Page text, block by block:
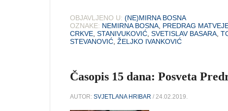
OBJAVLJENO U: (NE)MIRNA BOSNA
OZNAKE: NEMIRNA BOSNA PREDRAG
CRKVE STANIVUKOVIĆ SVETISLAV BASARA
STEVANOVIĆ ŽELJKO IVANKOVIĆ
Časopis 15 dana: Posveta
AUTOR: SVJETLANA HRIBAR / 24.02.2019.